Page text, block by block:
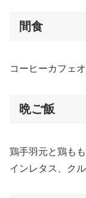
間食
コーヒーカフェ
晩ご飯
鶏手羽元と鶏も
インレタス、ク